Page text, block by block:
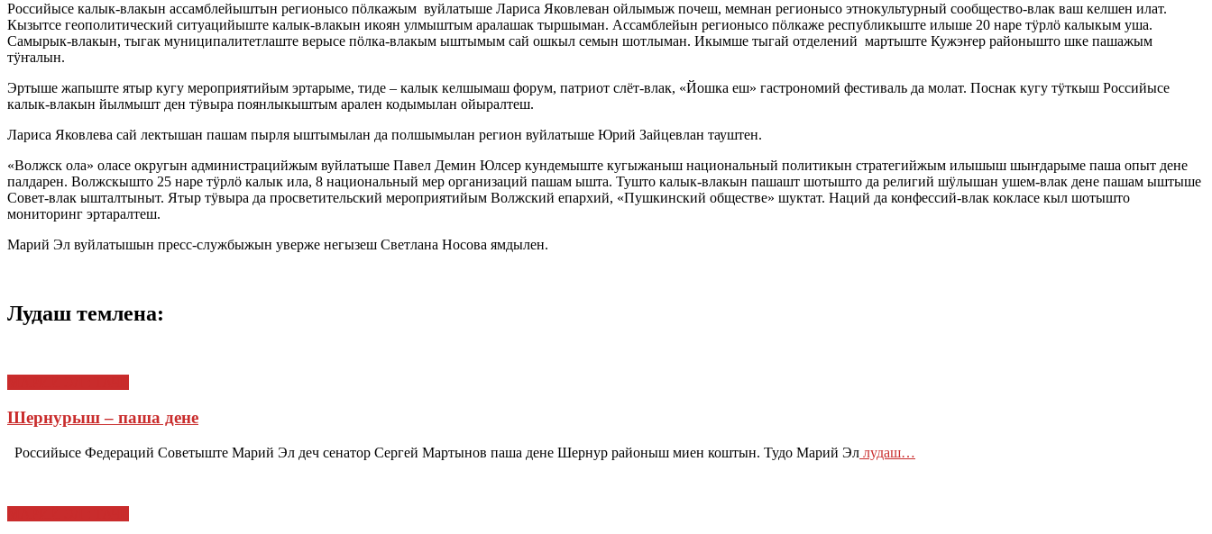
Российысе калык-влакын ассамблейыштын регионысо пӧлкажым вуйлатыше Лариса Яковлеван ойлымыж почеш, мемнан регионысо этнокультурный сообщество-влак ваш келшен илат.
Кызытсе геополитический ситуацийыште калык-влакын икоян улмыштым аралашак тыршыман. Ассамблейын регионысо пӧлкаже республикыште илыше 20 наре тӱрлӧ калыкым уша.
Самырык-влакын, тыгак муниципалитетлаште верысе пӧлка-влакым ыштымым сай ошкыл семын шотлыман. Икымше тыгай отделений мартыште Кужэҥер районышто шке пашажым
тӱҥалын.
Эртыше жапыште ятыр кугу мероприятийым эртарыме, тиде – калык келшымаш форум, патриот слёт-влак, «Йошка еш» гастрономий фестиваль да молат. Поснак кугу тӱткыш Российысе
калык-влакын йылмышт ден тӱвыра поянлыкыштым арален кодымылан ойыралтеш.
Лариса Яковлева сай лектышан пашам пырля ыштымылан да полшымылан регион вуйлатыше Юрий Зайцевлан тауштен.
«Волжск ола» оласе округын администрацийжым вуйлатыше Павел Демин Юлсер кундемыште кугыжаныш национальный политикын стратегийжым илышыш шыҥдарыме паша опыт дене
палдарен. Волжскышто 25 наре тӱрлӧ калык ила, 8 национальный мер организаций пашам ышта. Тушто калык-влакын пашашт шотышто да религий шӱлышан ушем-влак дене пашам ыштыше
Совет-влак ышталтыныт. Ятыр тӱвыра да просветительский мероприятийым Волжский епархий, «Пушкинский обществе» шуктат. Наций да конфессий-влак кокласе кыл шотышто
мониторинг эртаралтеш.
Марий Эл вуйлатышын пресс-службыжын уверже негызеш Светлана Носова ямдылен.
Лудаш темлена:
Шернурыш – паша дене
Российысе Федераций Советыште Марий Эл деч сенатор Сергей Мартынов паша дене Шернур районыш миен коштын. Тудо Марий Эл лудаш…